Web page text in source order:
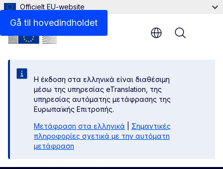
Gå til hovedindholdet
Officielt EU-website
Η έκδοση στα ελληνικά είναι διαθέσιμη
μέσω της υπηρεσίας eTranslation, της
υπηρεσίας αυτόματης μετάφρασης της
Ευρωπαϊκής Επιτροπής.
Μετάφραση στα ελληνικά
Σημαντικές
πληροφορίες σχετικά με την αυτόματη
μετάφραση
Menu